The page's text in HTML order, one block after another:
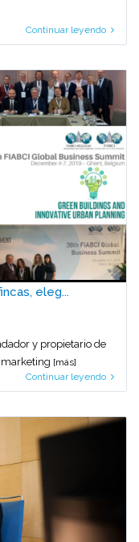
Continuar leyendo
eleg...
y propietario de
marketing [más]
Continuar leyendo